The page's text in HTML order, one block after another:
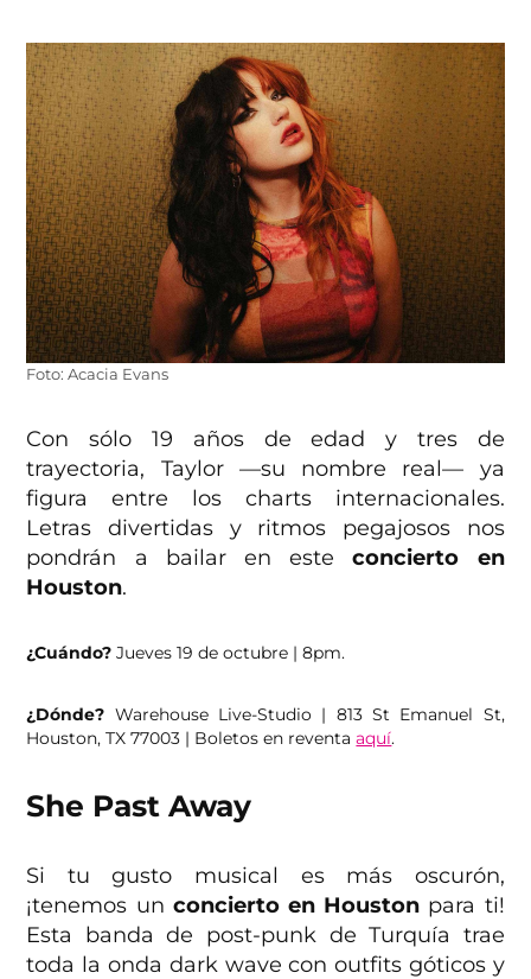
Foto: Acacia Evans
Con sólo 19 años de edad y tres de
trayectoria, Taylor —su nombre real— ya
figura entre los charts internacionales.
Letras divertidas y ritmos pegajosos nos
pondrán a bailar en esteconcierto en
Houston.
¿Cuándo? Jueves 19 de octubre | 8pm.
¿Dónde? Warehouse Live-Studio | 813 St Emanuel St,
Houston, TX 77003 | Boletos en reventaaquí.
She Past Away
Si tu gusto musical es más oscurón,
¡tenemos un concierto en Houston para ti!
Esta banda de post-punk de Turquía trae
toda la onda dark wave con outfits góticos y